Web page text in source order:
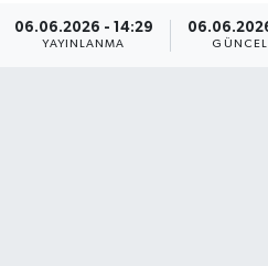
06.06.2026 - 14:29
YAYINLANMA
DÜNYA